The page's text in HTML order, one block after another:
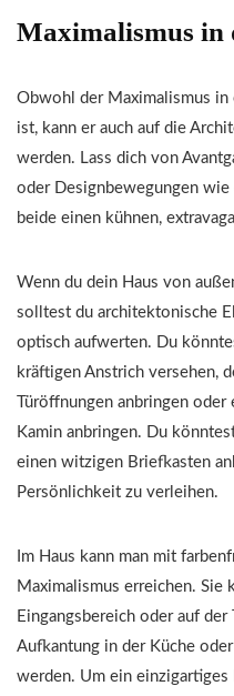
Maximalismus
Obwohl der Maximalismus in
ist, kann er auch auf die
werden. Lass dich von
oder Designbewegungen
beide einen kühnen,
Wenn du dein Haus von
solltest du architektonische
optisch aufwerten. Du
kräftigen Anstrich versehen,
Türöffnungen anbringen
Kamin anbringen. Du
einen witzigen Briefkasten
Persönlichkeit zu verleihen.
Im Haus kann man mit
Maximalismus erreichen. Sie
Eingangsbereich oder auf der
Aufkantung in der Küche
werden. Um ein